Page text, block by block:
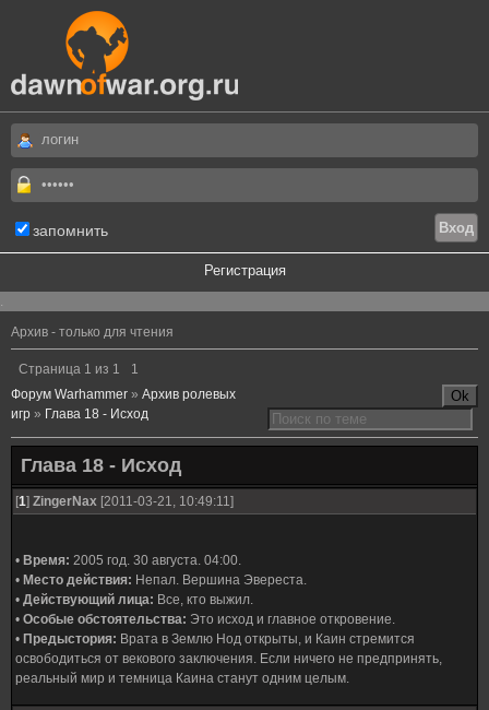
запомнить
Регистрация
.
Архив - только для чтения
Страница 1 из 1
1
Форум Warhammer » Архив ролевых
игр » Глава 18 - Исход
Глава 18 - Исход
[1] ZingerNax [2011-03-21, 10:49:11]
• Время: 2005 год. 30 августа. 04:00.
• Место действия: Непал. Вершина Эвереста.
• Действующий лица: Все, кто выжил.
• Особые обстоятельства: Это исход и главное откровение.
• Предыстория: Врата в Землю Нод открыты, и Каин стремится
освободиться от векового заключения. Если ничего не предпринять,
реальный мир и темница Каина станут одним целым.